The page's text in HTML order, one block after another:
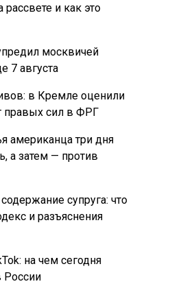
добиться в CAS
отмены решения
МОК
и как это
москвичей
7 августа
в Кремле оценили
правых сил в ФРГ
американца три дня
а затем — против
супруга: что
и разъяснения
на чем сегодня
России